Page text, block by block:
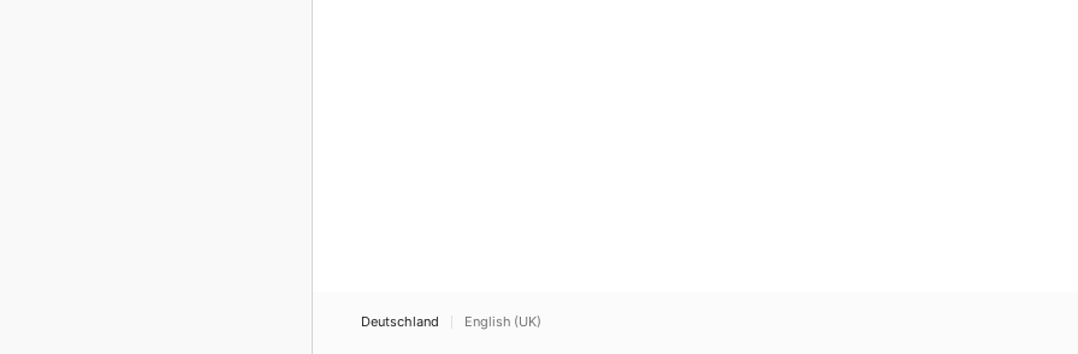
Deutschland English (UK)